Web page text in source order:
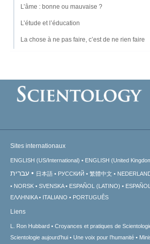
L’âme : bonne ou mauvaise ?
L’étude et l’éducation
La chose à ne pas faire, c’est de ne rien faire
Sites internationaux
ENGLISH (US/International) ENGLISH (United
עברית 日本語 РУССКИЙ 繁體中文
NORSK
SVENSKA ESPAÑOL (LATINO)
ΕΛΛΗΝΙΚA
ITALIANO PORTUGUÊS
Liens
L. Ron Hubbard Croyances et pratiques de
Scientologie aujourd’hui
Une voix pour l’humanité